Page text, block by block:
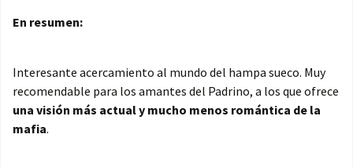
En resumen:
Interesante acercamiento al mundo del hampa sueco. Muy
recomendable para los amantes del Padrino, a los que ofrece
una visión más actual y mucho menos romántica de la
mafia.